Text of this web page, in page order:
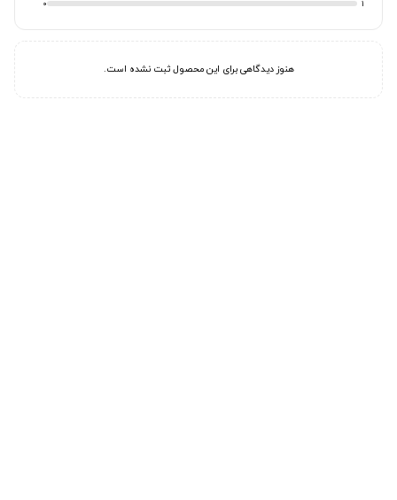
1
0
هنوز دیدگاهی برای این محصول ثبت نشده است.